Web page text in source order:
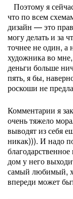
Поэтому я
что по всем
дизайн — это
могу делать и за
точнее не один, а
художника во мне,
деньги больше
пять, я бы,
роскоши не
Комментарии я
очень тяжело
выводят из себя
никак))). И надо
дом у него
самый любимый,
впереди может